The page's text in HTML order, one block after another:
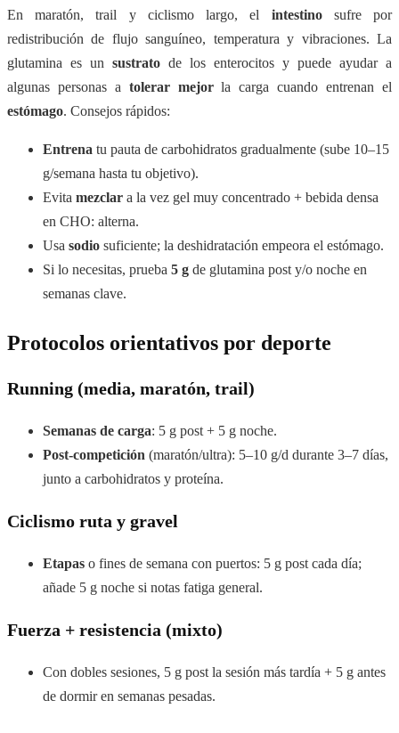
En maratón, trail y ciclismo largo, el intestinosufre por
redistribución de flujo sanguíneo, temperatura y vibraciones. La
glutamina es un sustrato de los enterocitos y puede ayudar a
algunas personas a tolerar mejorla carga cuando entrenan el
estómago. Consejos rápidos:
Entrena tu pauta de carbohidratos gradualmente (sube 10–15
g/semana hasta tu objetivo).
Evita mezclar a la vez gel muy concentrado + bebida densa
en CHO: alterna.
Usa sodio suficiente; la deshidratación empeora el estómago.
Si lo necesitas, prueba 5 g de glutamina post y/o noche en
semanas clave.
Protocolos orientativos por deporte
Running (media, maratón, trail)
Semanas de carga: 5 g post + 5 g noche.
Post-competición (maratón/ultra): 5–10 g/d durante 3–7 días,
junto a carbohidratos y proteína.
Ciclismo ruta y gravel
Etapas o fines de semana con puertos: 5 g post cada día;
añade 5 g noche si notas fatiga general.
Fuerza + resistencia (mixto)
Con dobles sesiones, 5 g post la sesión más tardía + 5 g antes
de dormir en semanas pesadas.